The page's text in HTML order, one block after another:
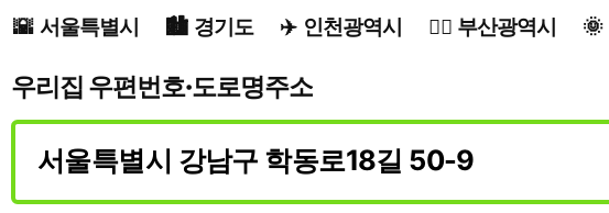
서울특별시 경기도 인천광역시 부산광역시
우리집 우편번호·도로명주소